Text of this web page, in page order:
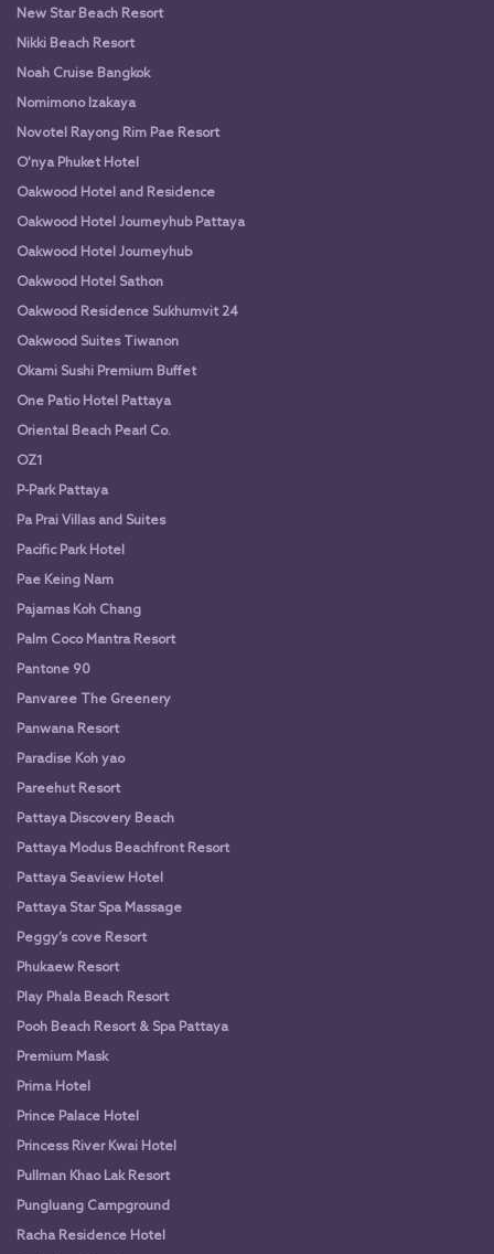
New Star Beach Resort
Nikki Beach Resort
Noah Cruise Bangkok
Nomimono Izakaya
Novotel Rayong Rim Pae Resort
O'nya Phuket Hotel
Oakwood Hotel and Residence
Oakwood Hotel Journeyhub Pattaya
Oakwood Hotel Journeyhub
Oakwood Hotel Sathon
Oakwood Residence Sukhumvit 24
Oakwood Suites Tiwanon
Okami Sushi Premium Buffet
One Patio Hotel Pattaya
Oriental Beach Pearl Co.
OZ1
P-Park Pattaya
Pa Prai Villas and Suites
Pacific Park Hotel
Pae Keing Nam
Pajamas Koh Chang
Palm Coco Mantra Resort
Pantone 90
Panvaree The Greenery
Panwana Resort
Paradise Koh yao
Pareehut Resort
Pattaya Discovery Beach
Pattaya Modus Beachfront Resort
Pattaya Seaview Hotel
Pattaya Star Spa Massage
Peggy’s cove Resort
Phukaew Resort
Play Phala Beach Resort
Pooh Beach Resort & Spa Pattaya
Premium Mask
Prima Hotel
Prince Palace Hotel
Princess River Kwai Hotel
Pullman Khao Lak Resort
Pungluang Campground
Racha Residence Hotel